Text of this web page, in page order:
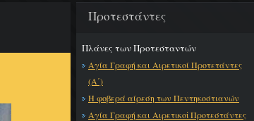
Προτεστάντες
Πλάνες των Προτεσταντών
Αγία Γραφή και Αιρετικοί Προτετάντες
(Α΄)
Η φοβερά αίρεση των Πεντηκοστιανών
Αγία Γραφή και Αιρετικοἰ Προτεστάντες